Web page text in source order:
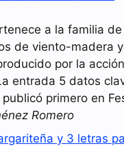
a la familia de
de viento-madera
por la
entrada 5 datos
primero en
Romero
y 3 letras